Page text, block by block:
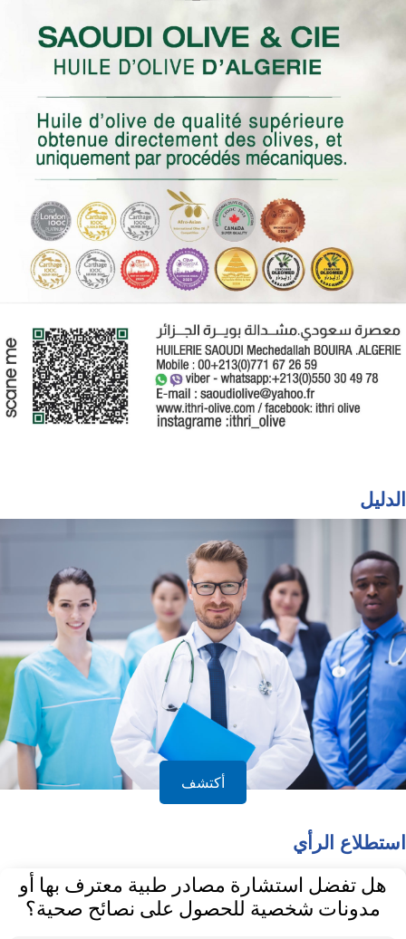
الدليل
أكتشف
استطلاع الرأي
هل تفضل استشارة مصادر طبية معترف بها أو
مدونات شخصية للحصول على نصائح صحية؟